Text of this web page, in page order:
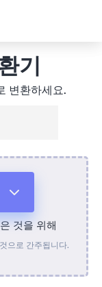
기
변환하세요.
것을 위해
으로 간주됩니다.